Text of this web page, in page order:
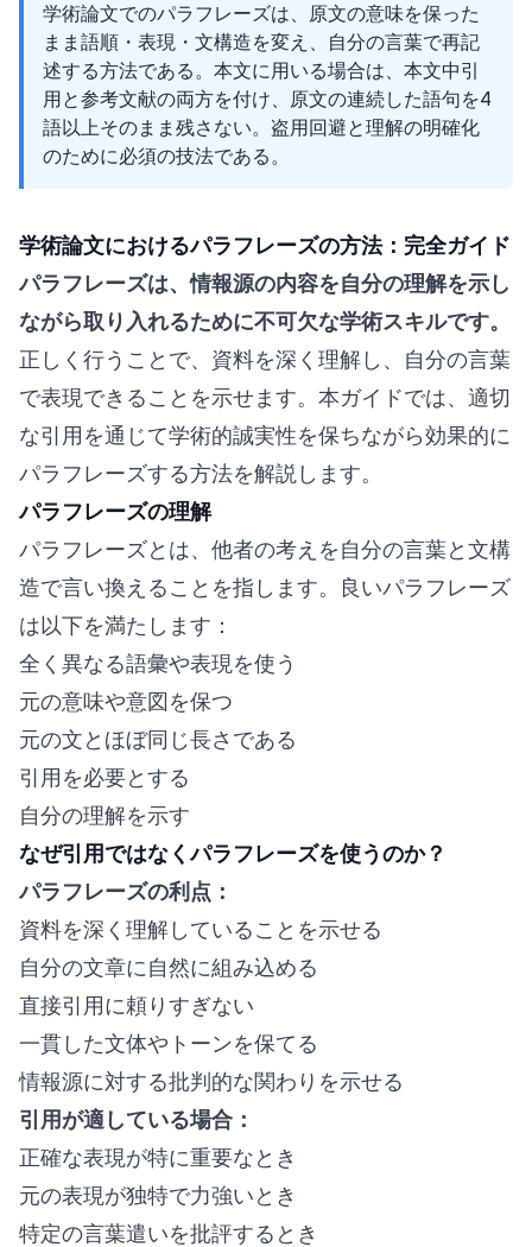
学術論文でのパラフレーズは、原文の意味を保った
まま語順・表現・文構造を変え、自分の言葉で再記
述する方法である。本文に用いる場合は、本文中引
用と参考文献の両方を付け、原文の連続した語句を4
語以上そのまま残さない。盗用回避と理解の明確化
のために必須の技法である。
学術論文におけるパラフレーズの方法：完全ガイド
パラフレーズは、情報源の内容を自分の理解を示し
ながら取り入れるために不可欠な学術スキルです。
正しく行うことで、資料を深く理解し、自分の言葉
で表現できることを示せます。本ガイドでは、適切
な引用を通じて学術的誠実性を保ちながら効果的に
パラフレーズする方法を解説します。
パラフレーズの理解
パラフレーズとは、他者の考えを自分の言葉と文構
造で言い換えることを指します。良いパラフレーズ
は以下を満たします：
全く異なる語彙や表現を使う
元の意味や意図を保つ
元の文とほぼ同じ長さである
引用を必要とする
自分の理解を示す
なぜ引用ではなくパラフレーズを使うのか？
パラフレーズの利点：
資料を深く理解していることを示せる
自分の文章に自然に組み込める
直接引用に頼りすぎない
一貫した文体やトーンを保てる
情報源に対する批判的な関わりを示せる
引用が適している場合：
正確な表現が特に重要なとき
元の表現が独特で力強いとき
特定の言葉遣いを批評するとき